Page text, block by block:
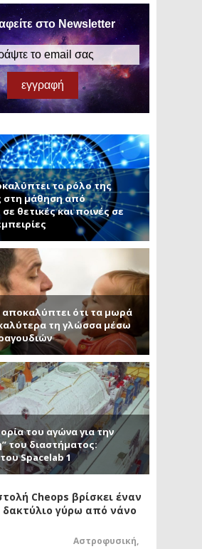
στο Newsletter
το ρόλο της
στη μάθηση από
θετικές και ποινές σε
αποκαλύπτει ότι τα μωρά
τη γλώσσα μέσω
του αγώνα για την
του διαστήματος:
Spacelab 1
Cheops βρίσκει έναν
γύρω από νάνο
Αστροφυσική,